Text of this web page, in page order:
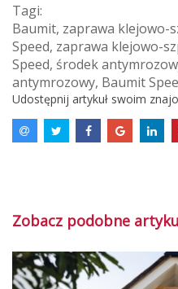
Tagi:
Baumit, zaprawa klejowo-
Speed, zaprawa klejowo-
Speed, środek
antymrozowy, Baumit
Udostępnij artykuł swoim
Zobacz podobne